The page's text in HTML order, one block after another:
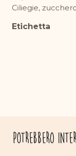
Ciliegie,
Etichetta
Potrebbero